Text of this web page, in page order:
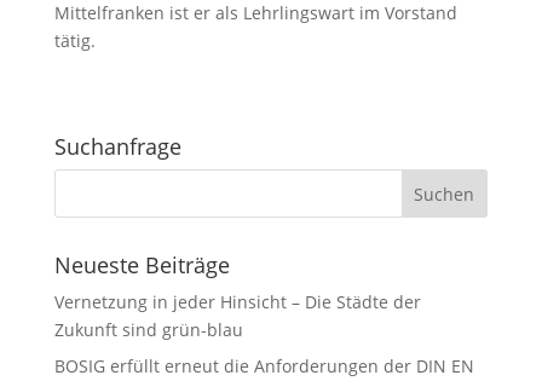
Mittelfranken ist er als Lehrlingswart im Vorstand
tätig.
Suchanfrage
Neueste Beiträge
Vernetzung in jeder Hinsicht – Die Städte der
Zukunft sind grün-blau
BOSIG erfüllt erneut die Anforderungen der DIN EN